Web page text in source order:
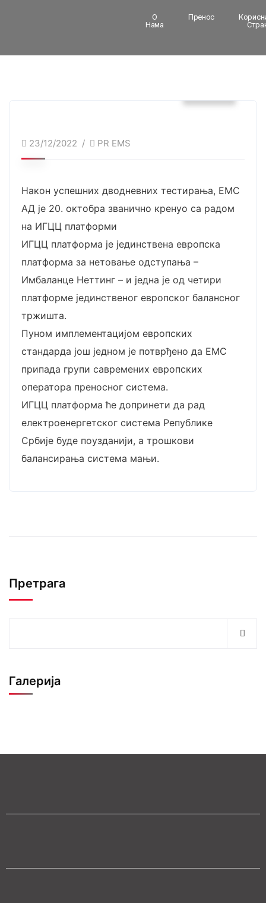
О
Нама
Пренос
23/12/2022 PR EMS
Након успешних дводневних тестирања, ЕМС
АД је 20. октобра званично кренуо са радом
на ИГЦЦ платформи
ИГЦЦ платформа је јединствена европска
платформа за нетовање одступања –
Имбаланце Неттинг – и једна је од четири
платформе јединственог европског балансног
тржишта.
Пуном имплементацијом европских
стандарда још једном је потврђено да ЕМС
припада групи савремених европских
оператора преносног система.
ИГЦЦ платформа ће допринети да рад
електроенергетског система Републике
Србије буде поузданији, а трошкови
балансирања система мањи.
Претрага
Галерија